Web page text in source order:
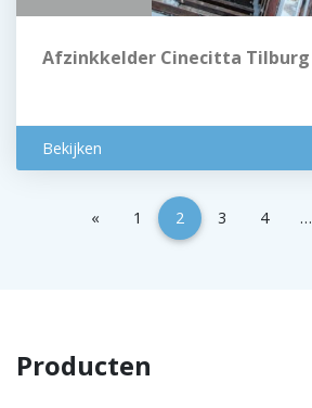
Afzinkkelder Cinecitta Tilburg
Bekijken
« 1 2 3 4 …
Producten